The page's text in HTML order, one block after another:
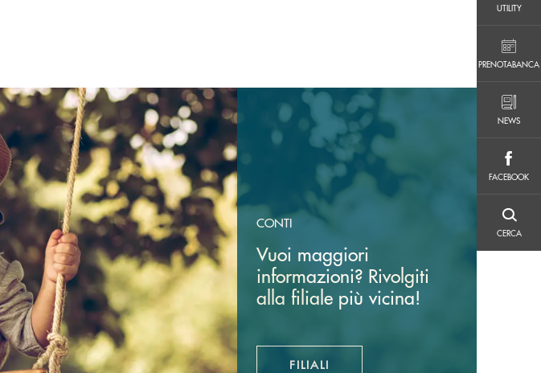
UTILITY
PRENOTABANCA
NEWS
FACEBOOK
CERCA
CONTI
Vuoi maggiori
informazioni? Rivolgiti
alla filiale più vicina!
FILIALI